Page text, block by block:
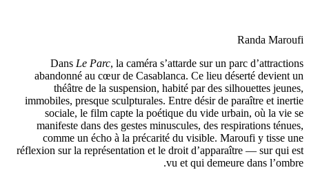
Randa Maroufi
Dans Le Parc, la caméra s’attarde sur un parc d’attractions
abandonné au cœur de Casablanca. Ce lieu déserté devient un
théâtre de la suspension, habité par des silhouettes jeunes,
immobiles, presque sculpturales. Entre désir de paraître et inertie
sociale, le film capte la poétique du vide urbain, où la vie se
manifeste dans des gestes minuscules, des respirations ténues,
comme un écho à la précarité du visible. Maroufi y tisse une
réflexion sur la représentation et le droit d’apparaître — sur qui est
vu et qui demeure dans l’ombre.